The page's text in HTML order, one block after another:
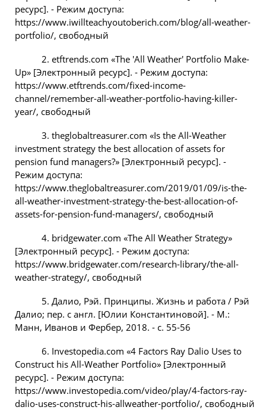
ресурс]. - Режим доступа:
https://www.iwillteachyoutoberich.com/blog/all-weather-
portfolio/, свободный
2. etftrends.com «The 'All Weather' Portfolio Make-
Up» [Электронный ресурс]. - Режим доступа:
https://www.etftrends.com/fixed-income-
channel/remember-all-weather-portfolio-having-killer-
year/, свободный
3. theglobaltreasurer.com «Is the All-Weather
investment strategy the best allocation of assets for
pension fund managers?» [Электронный ресурс]. -
Режим доступа:
https://www.theglobaltreasurer.com/2019/01/09/is-the-
all-weather-investment-strategy-the-best-allocation-of-
assets-for-pension-fund-managers/, свободный
4. bridgewater.com «The All Weather Strategy»
[Электронный ресурс]. - Режим доступа:
https://www.bridgewater.com/research-library/the-all-
weather-strategy/, свободный
5. Далио, Рэй. Принципы. Жизнь и работа / Рэй
Далио; пер. с англ. [Юлии Константиновой]. - М.:
Манн, Иванов и Фербер, 2018. - с. 55-56
6. Investopedia.com «4 Factors Ray Dalio Uses to
Construct his All-Weather Portfolio» [Электронный
ресурс]. - Режим доступа:
https://www.investopedia.com/video/play/4-factors-ray-
dalio-uses-construct-his-allweather-portfolio/, свободный